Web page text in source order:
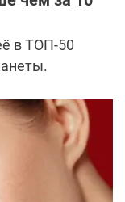
высокой
вновь
8?